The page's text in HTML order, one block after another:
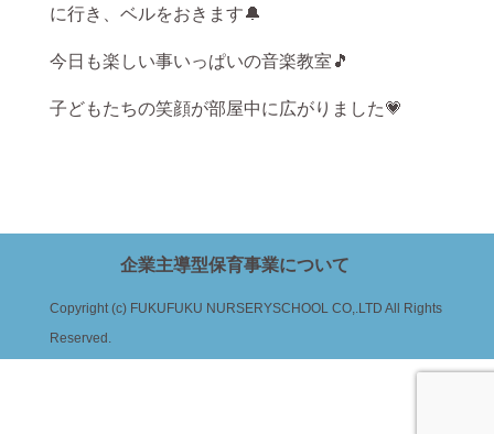
に行き、ベルをおきます🔔
今日も楽しい事いっぱいの音楽教室🎵
子どもたちの笑顔が部屋中に広がりました💗
企業主導型保育事業について
Copyright (c) FUKUFUKU NURSERYSCHOOL CO,.LTD All Rights
Reserved.